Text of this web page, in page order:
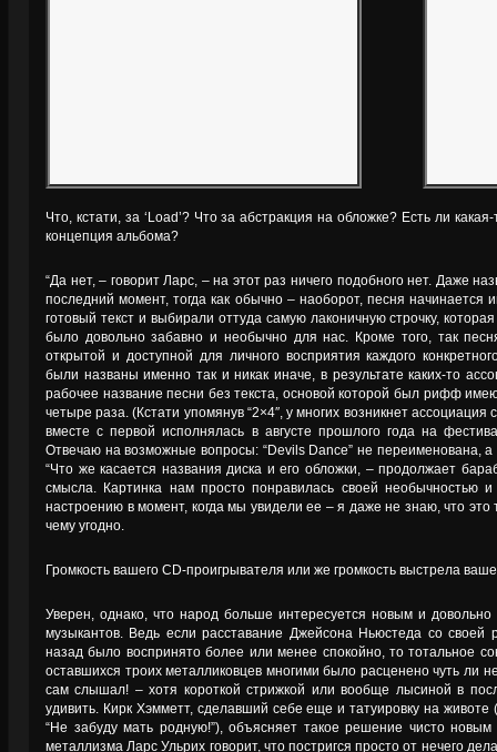
Что, кстати, за ‘Load’? Что за абстракция на обложке? Есть ли
концепция альбома?
“Да нет, – говорит Ларс, – на этот раз ничего подобного нет. Даже
последний момент, тогда как обычно – наоборот, песня
готовый текст и выбирали оттуда самую лаконичную строчку,
было довольно забавно и необычно для нас. Кроме того, так
открытой и доступной для личного восприятия каждого
были названы именно так и никак иначе, в результате каких-то
рабочее название песни без текста, основой которой был рифф
четыре раза. (Кстати упомянув “2×4″, у многих возникнет ассоциация
вместе с первой исполнялась в августе прошлого года на
Отвечаю на возможные вопросы: “Devils Dance” не переименована,
“Что же касается названия диска и его обложки, – продолжает
смысла. Картинка нам просто понравилась своей необычностью
настроению в момент, когда мы увидели ее – я даже не знаю, что это
чему угодно.
Громкость вашего CD-проигрывателя или же громкость выстрела
Уверен, однако, что народ больше интересуется новым и
музыкантов. Ведь если расставание Джейсона Ньюстеда со своей
назад было воспринято более или менее спокойно, то тотальное
оставшихся троих металликовцев многими было расценено чуть ли
сам слышал! – хотя короткой стрижкой или вообще лысиной в
удивить. Кирк Хэмметт, сделавший себе еще и татуировку на животе
“Не забуду мать родную!”), объясняет такое решение чисто новым
металлизма Ларс Ульрих говорит, что постригся просто от нечего